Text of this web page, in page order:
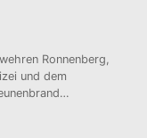
Ronnenberg,
und dem